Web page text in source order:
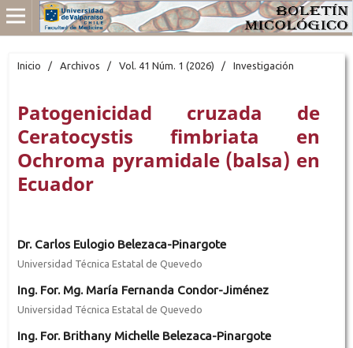
Inicio / Archivos / Vol. 41 Núm. 1 (2026) / Investigación
Patogenicidad cruzada de
Ceratocystis fimbriata en
Ochroma pyramidale (balsa) en
Ecuador
Dr. Carlos Eulogio Belezaca-Pinargote
Universidad Técnica Estatal de Quevedo
Ing. For. Mg. María Fernanda Condor-Jiménez
Universidad Técnica Estatal de Quevedo
Ing. For. Brithany Michelle Belezaca-Pinargote